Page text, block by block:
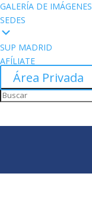
GALERÍA DE IMÁGENES
SEDES
SUP MADRID
AFÍLIATE
Área Privada